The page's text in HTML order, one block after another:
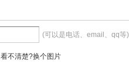
(可以是电话、email、qq等)
看不清楚?换个图片